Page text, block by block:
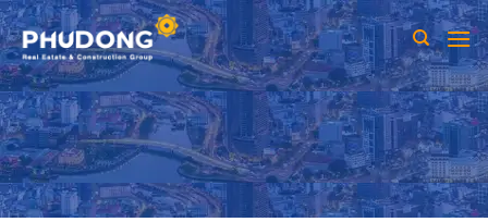
Skip
to
content